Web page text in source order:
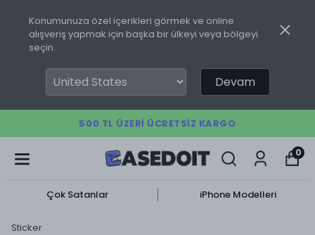
Konumunuza özel içerikleri görmek ve online
alışveriş yapmak için başka bir ülkeyi veya bölgeyi
seçin.
Devam
500 TL ÜZERI ÜCRETSIZ KARGO
0
Çok Satanlar iPhone Modelleri
Sticker